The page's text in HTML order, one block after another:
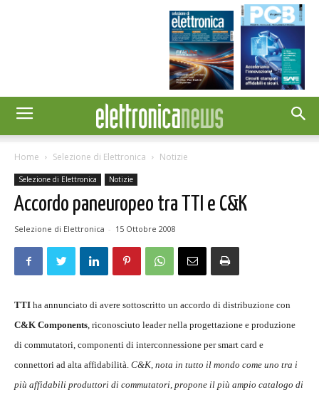
Home Selezione di Elettronica Notizie
Selezione di Elettronica Notizie
Accordo paneuropeo tra TTI e C&K
Selezione di Elettronica - 15 Ottobre 2008
TTI ha annunciato di avere sottoscritto un accordo di distribuzione con
C&K Components, riconosciuto leader nella progettazione e produzione
di commutatori, componenti di interconnessione per smart card e
connettori ad alta affidabilità. C&K, nota in tutto il mondo come uno tra i
più affidabili produttori di commutatori, propone il più ampio catalogo di